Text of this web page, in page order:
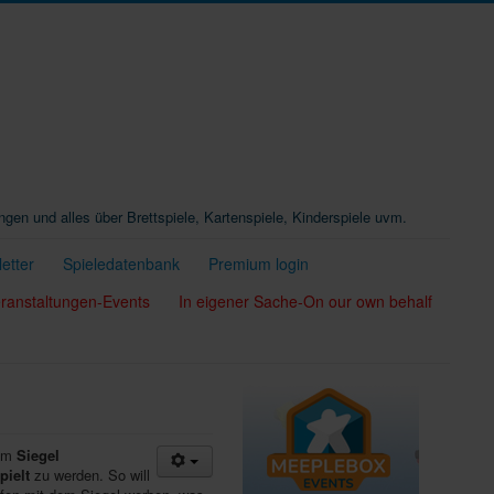
und alles über Brettspiele, Kartenspiele, Kinderspiele uvm.
Spieledatenbank
Premium login
Events
In eigener Sache-On our own behalf
Siegel
zu werden. So will